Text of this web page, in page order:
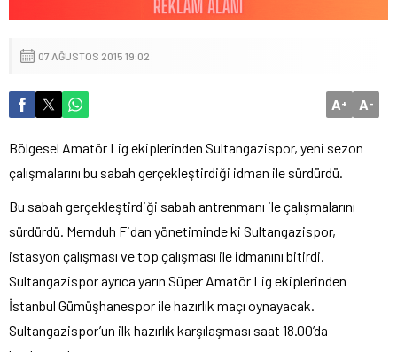
07 AĞUSTOS 2015 19:02
A+ A-
Bölgesel Amatör Lig ekiplerinden Sultangazispor, yeni sezon
çalışmalarını bu sabah gerçekleştirdiği idman ile sürdürdü.
Bu sabah gerçekleştirdiği sabah antrenmanı ile çalışmalarını
sürdürdü. Memduh Fidan yönetiminde ki Sultangazispor,
istasyon çalışması ve top çalışması ile idmanını bitirdi.
Sultangazispor ayrıca yarın Süper Amatör Lig ekiplerinden
İstanbul Gümüşhanespor ile hazırlık maçı oynayacak.
Sultangazispor’un ilk hazırlık karşılaşması saat 18.00’da